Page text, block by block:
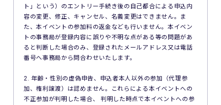
ト」という）のエントリー手続き後の自己都合による申込内
容の変更、修正、キャンセル、名義変更はできません。ま
た、本イベントの参加料の返金なども行いません。本イベン
トの事務局が登録内容に誤りや不明な点がある等の問題があ
ると判断した場合のみ、登録されたメールアドレス又は電話
番号へ事務局から問合わせいたします。
2. 年齢・性別の虚偽申告、申込者本人以外の参加（代理参
加、権利譲渡）は認めません。これらによる本イベントへの
不正参加が判明した場合、 判明した時点で本イベントへの参